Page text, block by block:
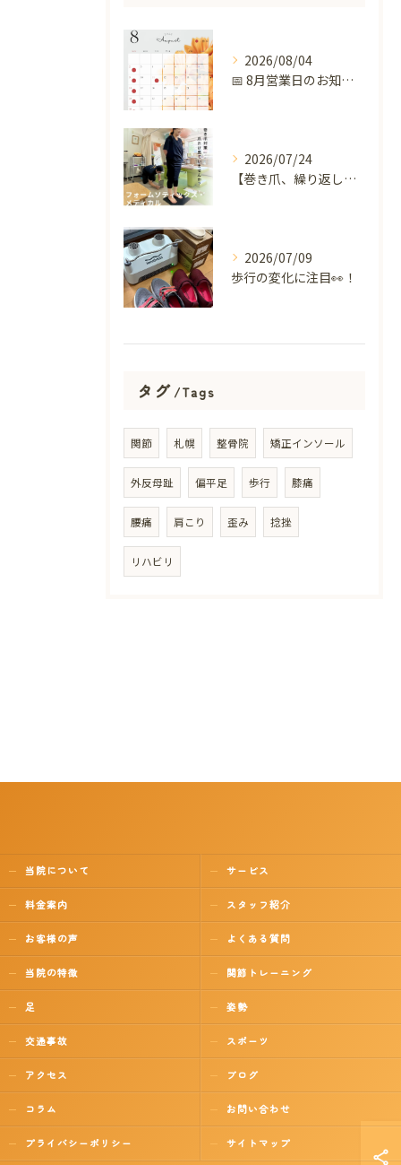
2026/08/04
📅 8月営業日のお知らせ 🌻
2026/07/24
【巻き爪、繰り返していませんか？】
2026/07/09
歩行の変化に注目👀！
タグ Tags
関節 札幌 整骨院 矯正インソール
外反母趾 偏平足 歩行 膝痛
腰痛 肩こり 歪み 捻挫
リハビリ
当院について サービス
料金案内 スタッフ紹介
お客様の声 よくある質問
当院の特徴 関節トレーニング
足 姿勢
交通事故 スポーツ
アクセス ブログ
コラム お問い合わせ
プライバシーポリシー サイトマップ